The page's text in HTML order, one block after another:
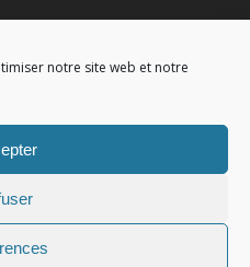
notre site web et notre
L'utilisation de ce site signifie